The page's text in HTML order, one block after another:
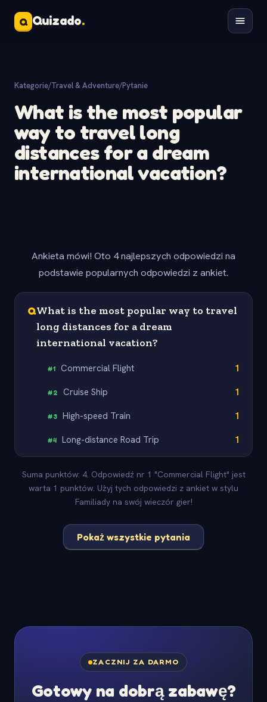
Q Quizado.
Kategorie/Travel & Adventure/Pytanie
What is the most popular
way to travel long
distances for a dream
international vacation?
Ankieta mówi! Oto 4 najlepszych odpowiedzi na
podstawie popularnych odpowiedzi z ankiet.
QWhat is the most popular way to travel
long distances for a dream
international vacation?
#1 Commercial Flight 1
#2 Cruise Ship 1
#3 High-speed Train 1
#4 Long-distance Road Trip 1
Suma punktów: 4. Odpowiedź nr 1 "Commercial Flight" jest
warta 1 punktów. Użyj tych odpowiedzi z ankiet w stylu
Familiady na swój wieczór gier!
Pokaż wszystkie pytania
ZACZNIJ ZA DARMO
Gotowy na dobrą zabawę?